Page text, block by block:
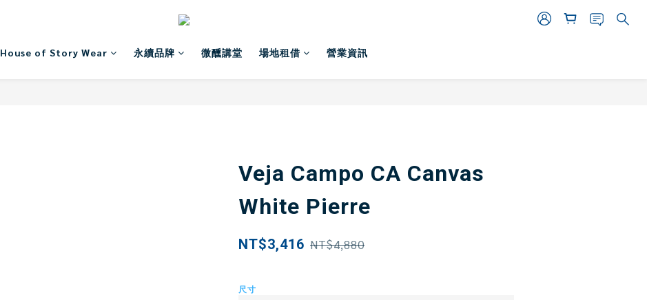
House of Story Wear 永續品牌 微醺講堂 場地租借 營業資訊
Veja Campo CA Canvas
White Pierre
NT$3,416 NT$4,880
尺寸